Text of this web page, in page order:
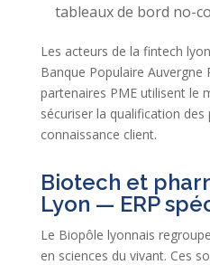
tableaux de bord no-
Les acteurs de la fintech
Banque Populaire Auvergne
partenaires PME utilisent le
sécuriser la qualification
connaissance client.
Biotech et
Lyon — ERP
Le Biopôle lyonnais
en sciences du vivant. Ces